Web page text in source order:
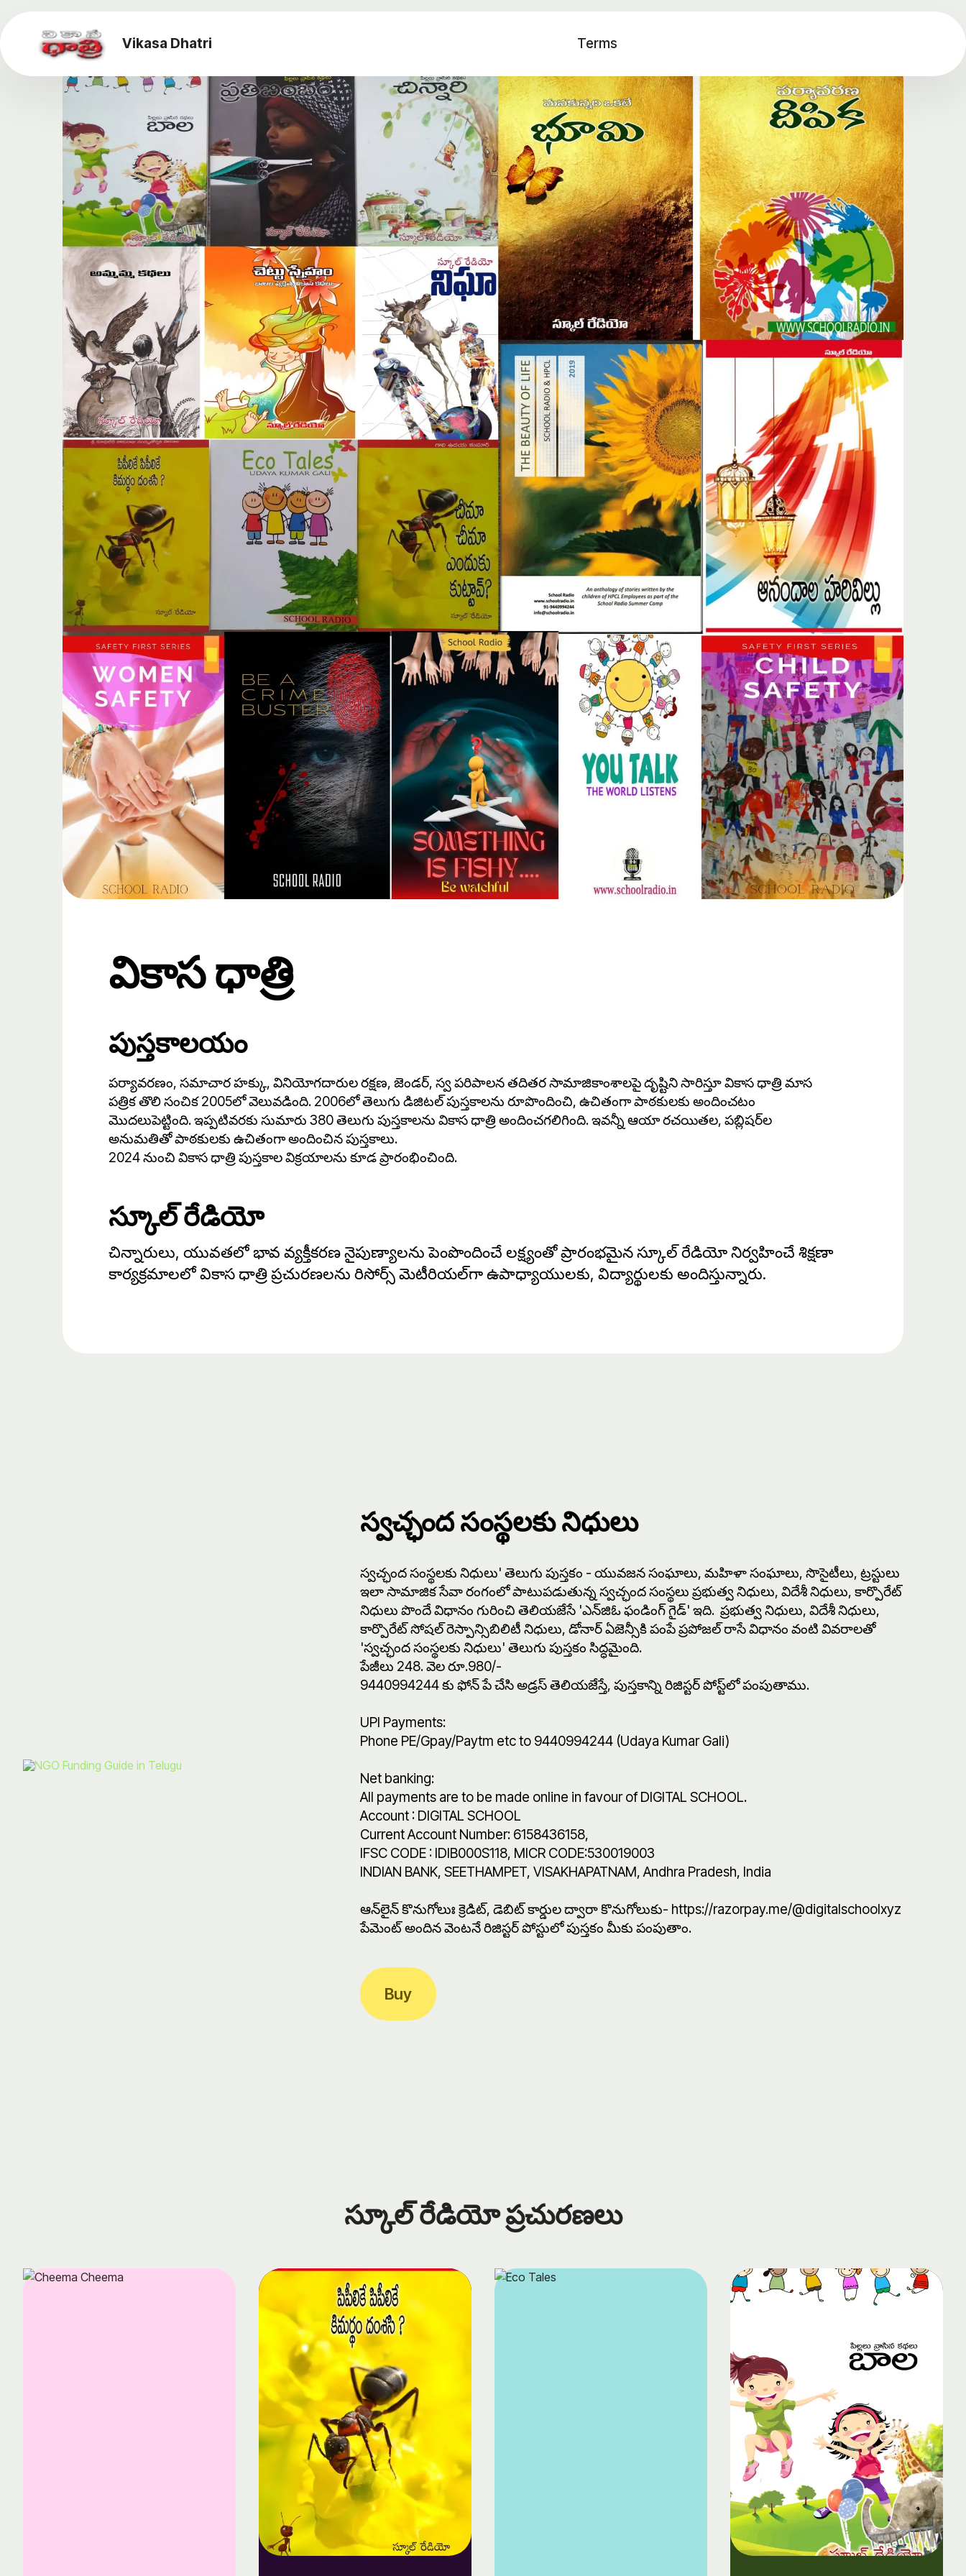
Vikasa Dhatri Terms
వికాస ధాత్రి
పుస్త‌కాల‌యం
ప‌ర్యావ‌ర‌ణం, స‌మాచార హ‌క్కు, వినియోగ‌దారుల ర‌క్ష‌ణ‌, జెండ‌ర్‌, స్వ ప‌రిపాల‌న త‌దిత‌ర సామాజికాంశాల‌పై దృష్టిని సారిస్తూ వికాస ధాత్రి మాస
ప‌త్రిక తొలి సంచిక 2005లో వెలువ‌డింది. 2006లో తెలుగు డిజిట‌ల్ పుస్త‌కాల‌ను రూపొందించి, ఉచితంగా పాఠ‌కుల‌కు అందించ‌టం
మొద‌లుపెట్టింది. ఇప్ప‌టివ‌ర‌కు సుమారు 380 తెలుగు పుస్త‌కాల‌ను వికాస ధాత్రి అందించ‌గ‌లిగింది. ఇవ‌న్నీ ఆయా ర‌చ‌యిత‌ల‌, ప‌బ్లిష‌ర్‌ల
అనుమ‌తితో పాఠ‌కుల‌కు ఉచితంగా అందించిన పుస్త‌కాలు.
2024 నుంచి వికాస ధాత్రి పుస్త‌కాల విక్ర‌యాల‌ను కూడ ప్రారంభించింది.
స్కూల్ రేడియో
చిన్నారులు, యువ‌త‌లో భావ వ్య‌క్తీక‌ర‌ణ నైపుణ్యాల‌ను పెంపొందించే ల‌క్ష్యంతో ప్రారంభ‌మైన స్కూల్ రేడియో నిర్వ‌హించే శిక్ష‌ణా
కార్య‌క్ర‌మాల‌లో వికాస ధాత్రి ప్ర‌చుర‌ణ‌ల‌ను రిసోర్స్ మెటీరియ‌ల్‌గా ఉపాధ్యాయుల‌కు, విద్యార్థుల‌కు అందిస్తున్నారు.
స్వ‌చ్ఛంద సంస్థ‌ల‌కు నిధులు
స్వ‌చ్ఛంద సంస్థ‌ల‌కు నిధులు' తెలుగు పుస్త‌కం - యువ‌జ‌న సంఘాలు, మ‌హిళా సంఘాలు, సొసైటీలు, ట్ర‌స్టులు
ఇలా సామాజిక సేవా రంగంలో పాటుప‌డుతున్న స్వ‌చ్ఛంద సంస్థ‌లు ప్ర‌భుత్వ నిధులు, విదేశీ నిధులు, కార్పొరేట్
నిధులు పొందే విధానం గురించి తెలియ‌జేసే 'ఎన్‌జిఓ ఫండింగ్ గైడ్‌' ఇది. ప్ర‌భుత్వ నిధులు, విదేశీ నిధులు,
కార్పొరేట్ సోష‌ల్ రెస్పాన్సిబిలిటీ నిధులు, డోనార్ ఏజెన్సీకి పంపే ప్ర‌పోజ‌ల్ రాసే విధానం వంటి వివ‌రాల‌తో
'స్వ‌చ్ఛంద సంస్థ‌ల‌కు నిధులు' తెలుగు పుస్త‌కం సిద్ధ‌మైంది.
పేజీలు 248. వెల రూ.980/-
9440994244 కు ఫోన్ పే చేసి అడ్ర‌స్ తెలియ‌జేస్తే, పుస్త‌కాన్ని రిజిస్ట‌ర్ పోస్ట్‌లో పంపుతాము.
UPI Payments:
Phone PE/Gpay/Paytm etc to 9440994244 (Udaya Kumar Gali)
Net banking:
All payments are to be made online in favour of DIGITAL SCHOOL.
Account : DIGITAL SCHOOL
Current Account Number: 6158436158,
IFSC CODE : IDIB000S118, MICR CODE:530019003
INDIAN BANK, SEETHAMPET, VISAKHAPATNAM, Andhra Pradesh, India
ఆన్‌లైన్ కొనుగోలుః క్రెడిట్‌, డెబిట్ కార్డుల ద్వారా కొనుగోలుకు- https://razorpay.me/@digitalschoolxyz
పేమెంట్ అందిన వెంట‌నే రిజిస్ట‌ర్ పోస్టులో పుస్త‌కం మీకు పంపుతాం.
Buy
స్కూల్ రేడియో ప్ర‌చుర‌ణ‌లు